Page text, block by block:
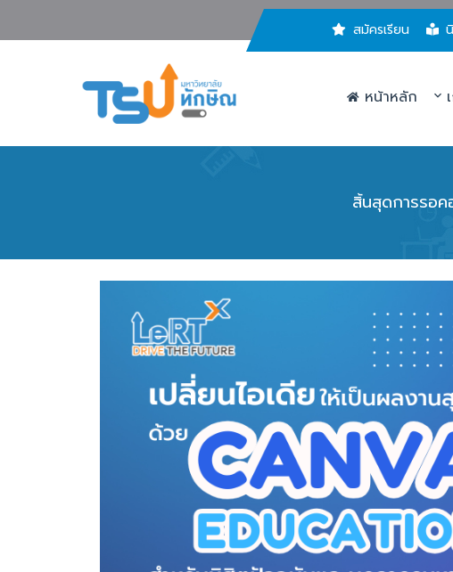
สมัครเรียน
หน้าหลัก
สิ้นสุดการรอ